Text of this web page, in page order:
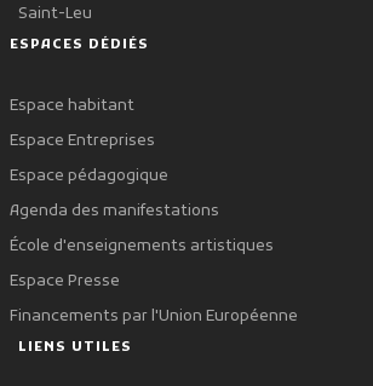
Saint-Leu
ESPACES DÉDIÉS
Espace habitant
Espace Entreprises
Espace pédagogique
Agenda des manifestations
École d'enseignements artistiques
Espace Presse
Financements par l'Union Européenne
LIENS UTILES